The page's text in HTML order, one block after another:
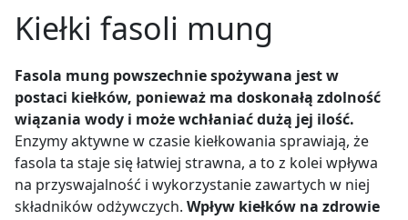
Kiełki fasoli mung
Fasola mung powszechnie spożywana jest w
postaci kiełków, ponieważ ma doskonałą zdolność
wiązania wody i może wchłaniać dużą jej ilość.
Enzymy aktywne w czasie kiełkowania sprawiają, że
fasola ta staje się łatwiej strawna, a to z kolei wpływa
na przyswajalność i wykorzystanie zawartych w niej
składników odżywczych. Wpływ kiełków na zdrowie